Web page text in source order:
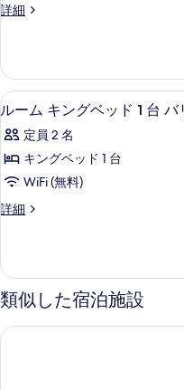
べ
の
写
真
を
表
示
す
の
べ
の
写
真
を
表
示
す
詳細
ス
の
詳
細
ル
ー
ム
キ
グ
ッ
ド
1
台
5
ルーム キングベッド 1 台
定員 2 名
キングベッド 1 台
WiFi (無料)
詳細
ル
ン
グ
ベ
ド
類似した宿泊施設
ホテルイリューム台北